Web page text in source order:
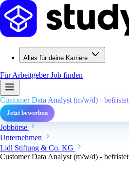
Alles für deine Karriere
Für ArbeitgeberJob finden
Customer Data Analyst (m/w/d) - befristet
Jetzt bewerben
Jobbörse
Unternehmen
Lidl Stiftung & Co. KG
Customer Data Analyst (m/w/d) - befristet